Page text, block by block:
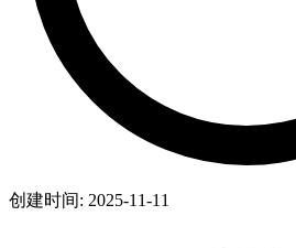
创建时间: 2025-11-11